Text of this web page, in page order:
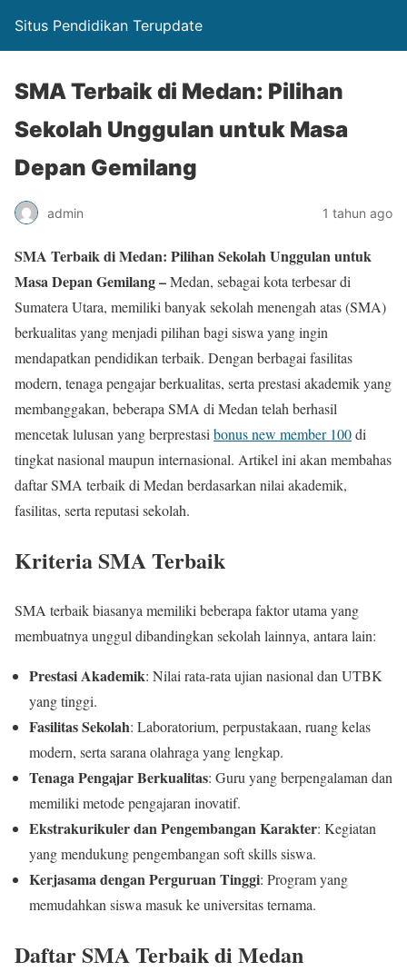
Situs Pendidikan Terupdate
SMA Terbaik di Medan: Pilihan
Sekolah Unggulan untuk Masa
Depan Gemilang
admin 1 tahun ago
SMA Terbaik di Medan: Pilihan Sekolah Unggulan untuk
Masa Depan Gemilang –Medan, sebagai kota terbesar di
Sumatera Utara, memiliki banyak sekolah menengah atas (SMA)
berkualitas yang menjadi pilihan bagi siswa yang ingin
mendapatkan pendidikan terbaik. Dengan berbagai fasilitas
modern, tenaga pengajar berkualitas, serta prestasi akademik yang
membanggakan, beberapa SMA di Medan telah berhasil
mencetak lulusan yang berprestasi bonus new member 100di
tingkat nasional maupun internasional. Artikel ini akan membahas
daftar SMA terbaik di Medan berdasarkan nilai akademik,
fasilitas, serta reputasi sekolah.
Kriteria SMA Terbaik
SMA terbaik biasanya memiliki beberapa faktor utama yang
membuatnya unggul dibandingkan sekolah lainnya, antara lain:
Prestasi Akademik: Nilai rata-rata ujian nasional dan UTBK
yang tinggi.
Fasilitas Sekolah: Laboratorium, perpustakaan, ruang kelas
modern, serta sarana olahraga yang lengkap.
Tenaga Pengajar Berkualitas: Guru yang berpengalaman dan
memiliki metode pengajaran inovatif.
Ekstrakurikuler dan Pengembangan Karakter: Kegiatan
yang mendukung pengembangan soft skills siswa.
Kerjasama dengan Perguruan Tinggi: Program yang
memudahkan siswa masuk ke universitas ternama.
Daftar SMA Terbaik di Medan